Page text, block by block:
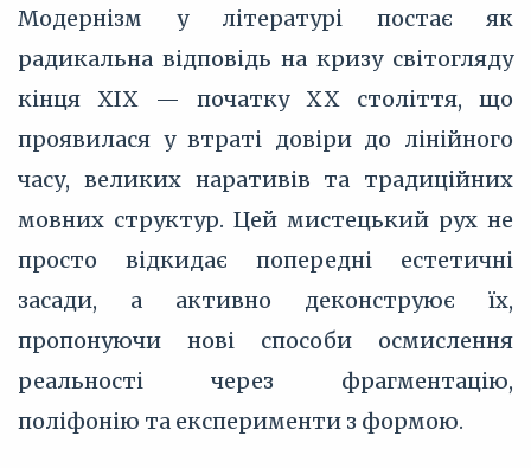
Модернізм у літературі постає як
радикальна відповідь на кризу світогляду
кінця XIX — початку XX століття, що
проявилася у втраті довіри до лінійного
часу, великих наративів та традиційних
мовних структур. Цей мистецький рух не
просто відкидає попередні естетичні
засади, а активно деконструює їх,
пропонуючи нові способи осмислення
реальності через фрагментацію,
поліфонію та експерименти з формою.